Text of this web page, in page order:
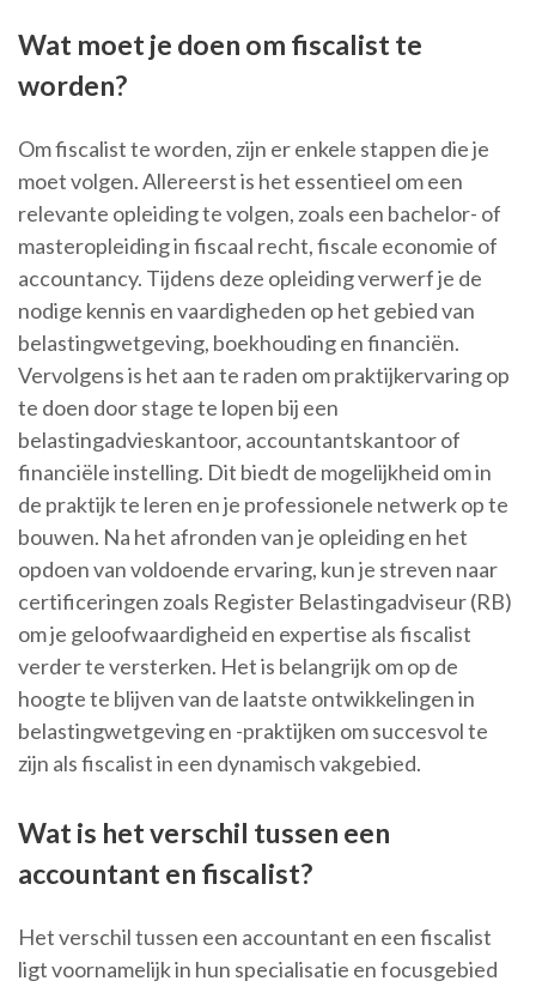
Wat moet je doen om fiscalist te
worden?
Om fiscalist te worden, zijn er enkele stappen die je
moet volgen. Allereerst is het essentieel om een
relevante opleiding te volgen, zoals een bachelor- of
masteropleiding in fiscaal recht, fiscale economie of
accountancy. Tijdens deze opleiding verwerf je de
nodige kennis en vaardigheden op het gebied van
belastingwetgeving, boekhouding en financiën.
Vervolgens is het aan te raden om praktijkervaring op
te doen door stage te lopen bij een
belastingadvieskantoor, accountantskantoor of
financiële instelling. Dit biedt de mogelijkheid om in
de praktijk te leren en je professionele netwerk op te
bouwen. Na het afronden van je opleiding en het
opdoen van voldoende ervaring, kun je streven naar
certificeringen zoals Register Belastingadviseur (RB)
om je geloofwaardigheid en expertise als fiscalist
verder te versterken. Het is belangrijk om op de
hoogte te blijven van de laatste ontwikkelingen in
belastingwetgeving en -praktijken om succesvol te
zijn als fiscalist in een dynamisch vakgebied.
Wat is het verschil tussen een
accountant en fiscalist?
Het verschil tussen een accountant en een fiscalist
ligt voornamelijk in hun specialisatie en focusgebied